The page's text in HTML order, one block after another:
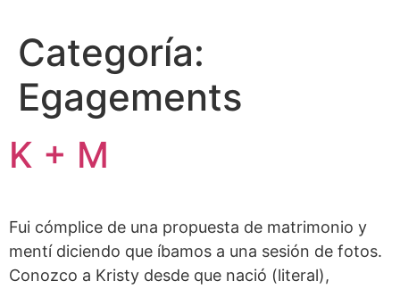
Categoría:
Egagements
K + M
Fui cómplice de una propuesta de matrimonio y
mentí diciendo que íbamos a una sesión de fotos.
Conozco a Kristy desde que nació (literal),